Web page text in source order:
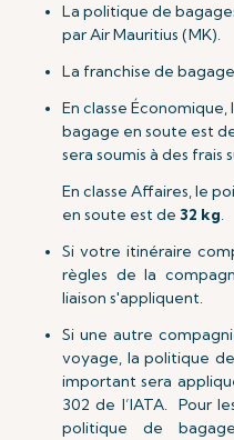
La politique de
par Air Mauritius (MK).
La franchise de
En classe
bagage en soute est
sera soumis à des frais
En classe Affaires, le
en soute est de 32 kg.
Si votre itinéraire
règles de la
liaison s'appliquent.
Si une autre
voyage, la politique
important sera
302 de l’IATA. Pour
politique de